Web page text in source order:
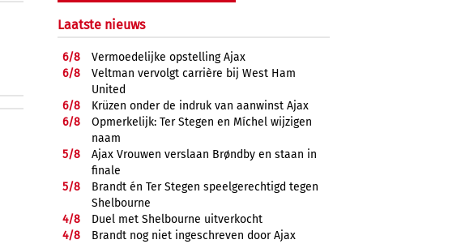
Laatste nieuws
6/8
Vermoedelijke opstelling Ajax
6/8
Veltman vervolgt carrière bij West Ham
United
6/8
Krüzen onder de indruk van aanwinst Ajax
6/8
Opmerkelijk: Ter Stegen en Míchel wijzigen
naam
5/8
Ajax Vrouwen verslaan Brøndby en staan in
finale
5/8
Brandt én Ter Stegen speelgerechtigd tegen
Shelbourne
4/8
Duel met Shelbourne uitverkocht
4/8
Brandt nog niet ingeschreven door Ajax